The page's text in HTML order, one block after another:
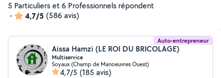
5 Particuliers et 6 Professionnels répondent
-
4,7/5 (586 avis)
Auto-entrepreneur
Aissa Hamzi (LE ROI DU BRICOLAGE)
Multiservice
Soyaux (Champ de Manoeuvres Ouest)
4,7/5 (185 avis)